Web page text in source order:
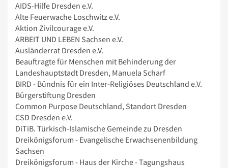
AIDS-Hilfe Dresden e.V.
Alte Feuerwache Loschwitz e.V.
Aktion Zivilcourage e.V.
ARBEIT UND LEBEN Sachsen e.V.
Ausländerrat Dresden e.V.
Beauftragte für Menschen mit Behinderung der
Landeshauptstadt Dresden, Manuela Scharf
BIRD - Bündnis für ein Inter-Religiöses Deutschland e.V.
Bürgerstiftung Dresden
Common Purpose Deutschland, Standort Dresden
CSD Dresden e.V.
DiTiB. Türkisch-Islamische Gemeinde zu Dresden
Dreikönigsforum - Evangelische Erwachsenenbildung
Sachsen
Dreikönigsforum - Haus der Kirche - Tagungshaus